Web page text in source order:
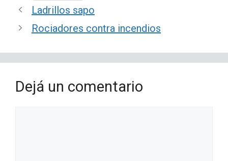
Ladrillos sapo
Rociadores contra incendios
Dejá un comentario